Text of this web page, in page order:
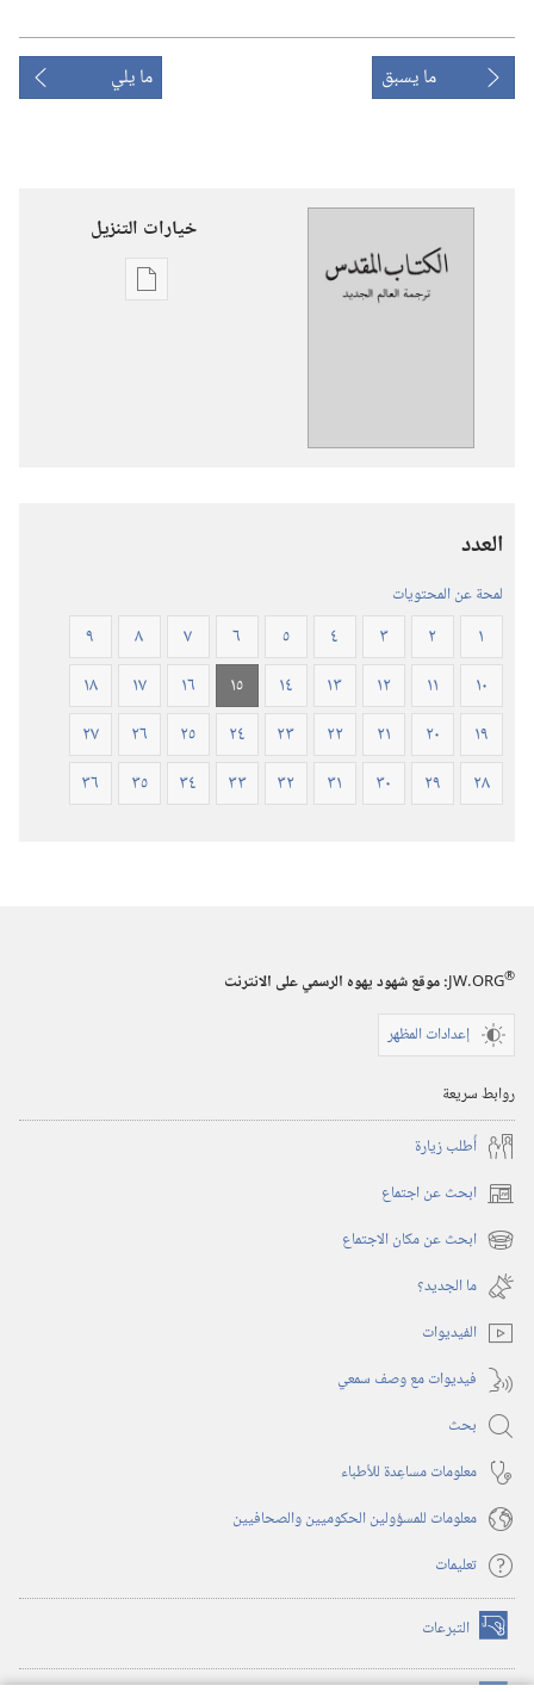
ما يسبق ما يلي
خيارات التنزيل
خيارات
٢٠١٩)‏
العدد
لمحة عن المحتويات
١ ٢ ٣ ٤ ٥ ٦ ٧ ٨
٩
١٠
١١ ١٢ ١٣ ١٤ ١٥ ١٦ ١٧
١٨
١٩
٢٠ ٢١ ٢٢ ٢٣ ٢٤ ٢٥ ٢٦
٢٧
٢٨
٢٩ ٣٠ ٣١ ٣٢ ٣٣ ٣٤ ٣٥ ٣٦
JW.ORG®
:‏ موقع شهود يهوه الرسمي على الانترنت
إعدادات المظهر
روابط سريعة
أُطلب زيارة
ابحث عن اجتماع (يفتح
نافذة ابحث عن مكان الاجتماع (يفتح
نافذة
جديدة)
ما الجديد؟‏
الفيديوات
فيديوات مع وصف سمعي
بحث
معلومات مساعِدة للأطباء
معلومات للمسؤولين الحكوميين والصحافيين
تعليمات
التبرعات (يفتح
نافذة